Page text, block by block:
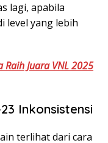
lagi, apabila
level yang lebih
Juara VNL 2025
Inkonsistensi
terlihat dari cara